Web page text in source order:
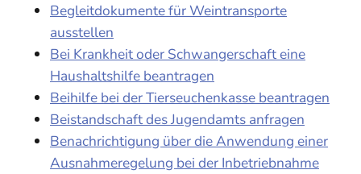
Begleitdokumente für Weintransporte
ausstellen
Bei Krankheit oder Schwangerschaft eine
Haushaltshilfe beantragen
Beihilfe bei der Tierseuchenkasse beantragen
Beistandschaft des Jugendamts anfragen
Benachrichtigung über die Anwendung einer
Ausnahmeregelung bei der Inbetriebnahme